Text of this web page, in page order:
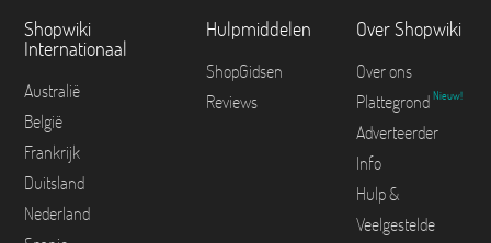
Shopwiki
Internationaal
Australië
België
Frankrijk
Duitsland
Nederland
Hulpmiddelen
ShopGidsen
Reviews
Over Shopwiki
Over ons
Plattegrond Nieuw!
Adverteerder
Info
Hulp &
Veelgestelde